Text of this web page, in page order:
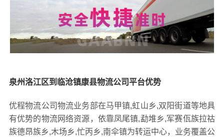
泉州洛江区到临沧镇康县物流公司平台优势
优程物流公司物流业务部在马甲镇,虹山乡,双阳街道等地具
有优势的物流网络资源，依靠凤尾镇,勐堆乡,军赛佤族拉祜
族德昂族乡,木场乡,忙丙乡,南伞镇为转运中心，业务覆盖公